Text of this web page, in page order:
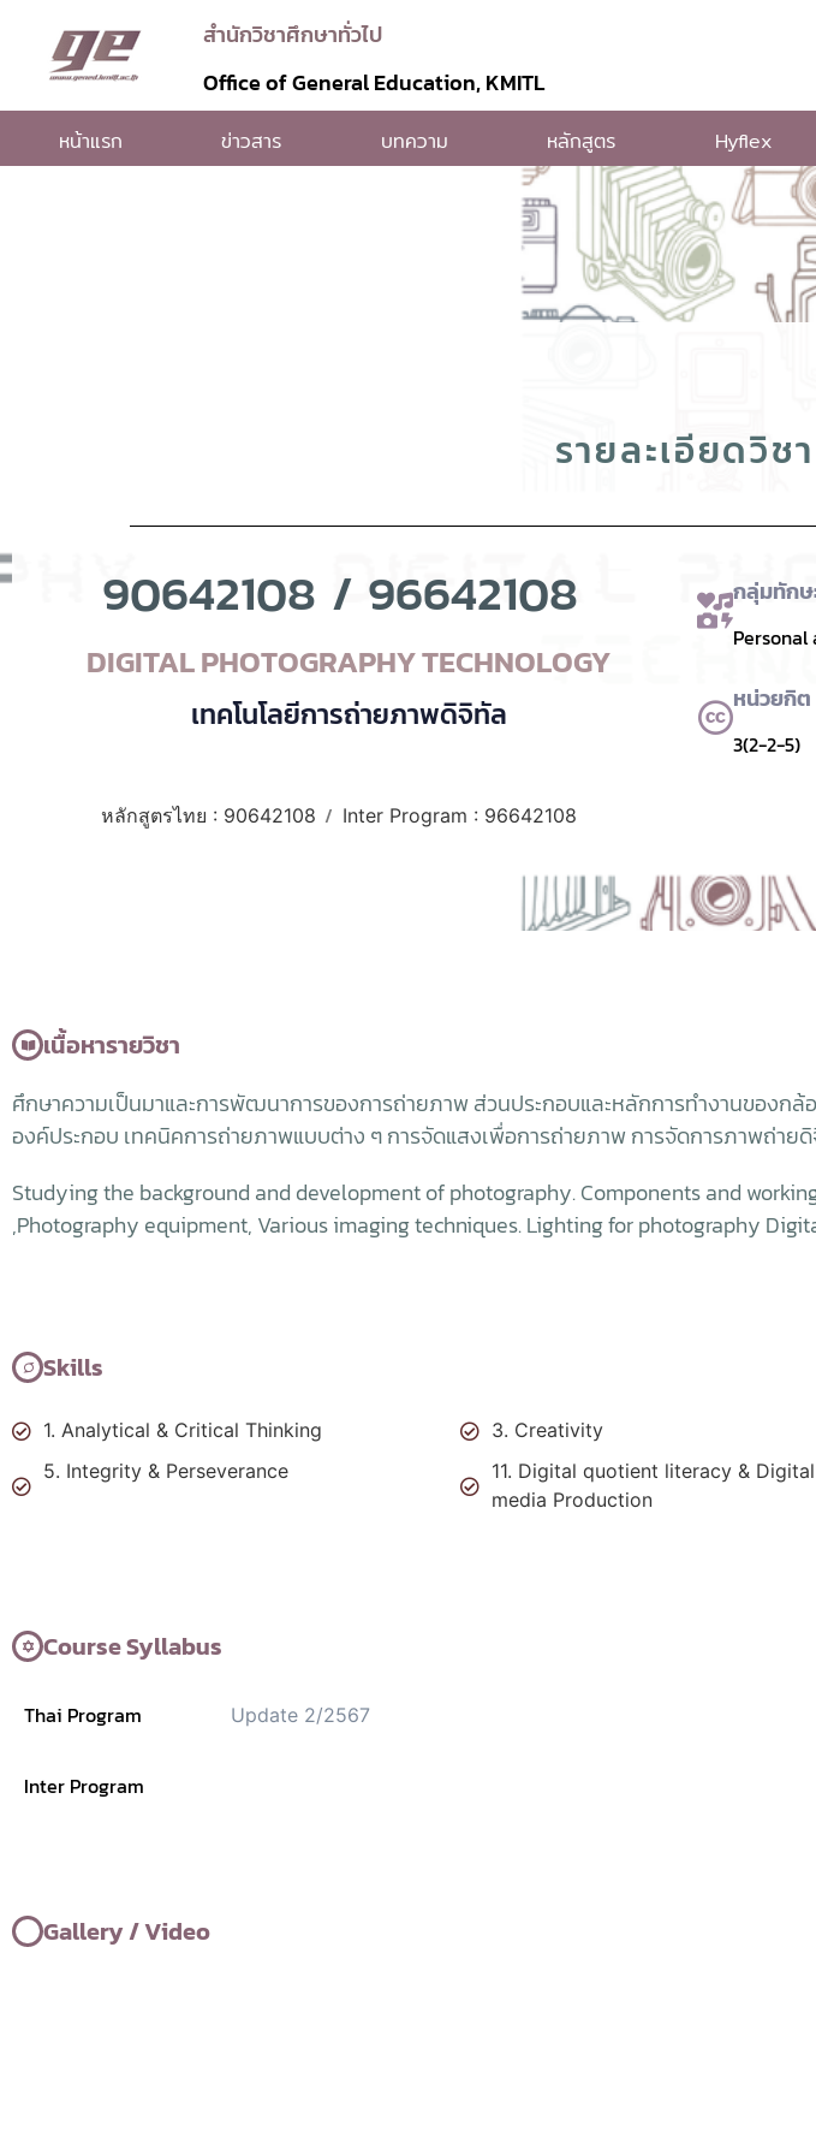
สำนักวิชาศึกษาทั่วไป
Office of General Education, KMITL
หน้าแรก ข่าวสาร บทความ หลักสูตร Hyflex
รายละเอียดวิชา
90642108 / 96642108
DIGITAL PHOTOGRAPHY TECHNOLOGY
เทคโนโลยีการถ่ายภาพดิจิทัล
หลักสูตรไทย : 90642108 / Inter Program : 96642108
กลุ่มทักษ
Personal
หน่วยกิต
3(2-2-5)
เนื้อหารายวิชา
ศึกษาความเป็นมาและการพัฒนาการของการถ่ายภาพ ส่วนประกอบและหลักการทำงานของ
องค์ประกอบ เทคนิคการถ่ายภาพแบบต่าง ๆ การจัดแสงเพื่อการถ่ายภาพ การจัดการภาพถ่าย
Studying the background and development of photography. Components and
,Photography equipment, Various imaging techniques. Lighting for photography
Skills
1. Analytical & Critical Thinking 3. Creativity
5. Integrity & Perseverance
11. Digital quotient literacy & Digital
media Production
Course Syllabus
Thai Program Update 2/2567
Inter Program
Gallery / Video